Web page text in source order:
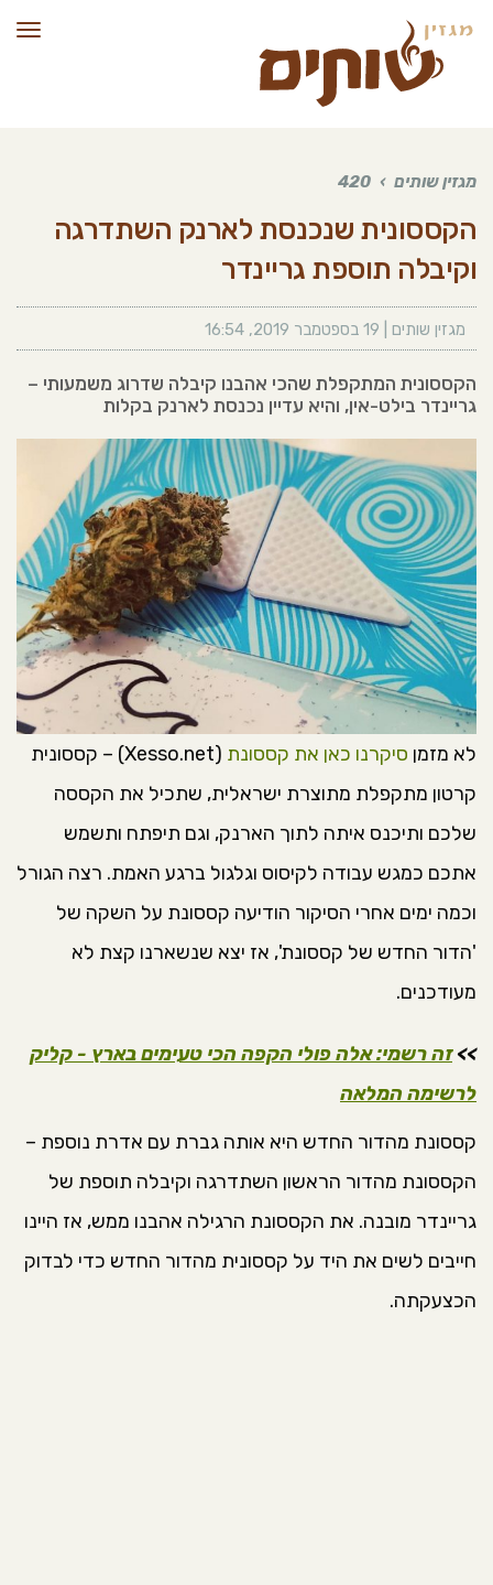
מגזין שותים ›
420
הקססונית שנכנסת לארנק השתדרגה
וקיבלה תוספת גריינדר
מגזין שותים | 19 בספטמבר 2019 ,
16:54
הקססונית המתקפלת שהכי אהבנו קיבלה שדרוג משמעותי –
גריינדר בילט-אין, והיא עדיין נכנסת לארנק בקלות
לא מזמן סיקרנו כאן את קססונת
(Xesso.net) – קססונית
קרטון מתקפלת מתוצרת ישראלית, שתכיל את הקססה
שלכם ותיכנס איתה לתוך הארנק, וגם תיפתח ותשמש
אתכם כמגש עבודה לקיסוס וגלגול ברגע האמת. רצה הגורל
וכמה ימים אחרי הסיקור הודיעה קססונת על השקה של
'הדור החדש של קססונת', אז יצא שנשארנו קצת לא
מעודכנים.
>>זה רשמי: אלה פולי הקפה הכי טעימים בארץ - קליק
לרשימה המלאה
קססונת מהדור החדש היא אותה גברת עם אדרת נוספת –
הקססונת מהדור הראשון השתדרגה וקיבלה תוספת של
גריינדר מובנה. את הקססונת הרגילה אהבנו ממש, אז היינו
חייבים לשים את היד על קססונית מהדור החדש כדי לבדוק
הכצעקתה.